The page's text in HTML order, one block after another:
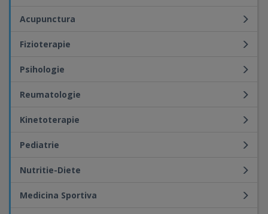
Acupunctura
Fizioterapie
Psihologie
Reumatologie
Kinetoterapie
Pediatrie
Nutritie-Diete
Medicina Sportiva